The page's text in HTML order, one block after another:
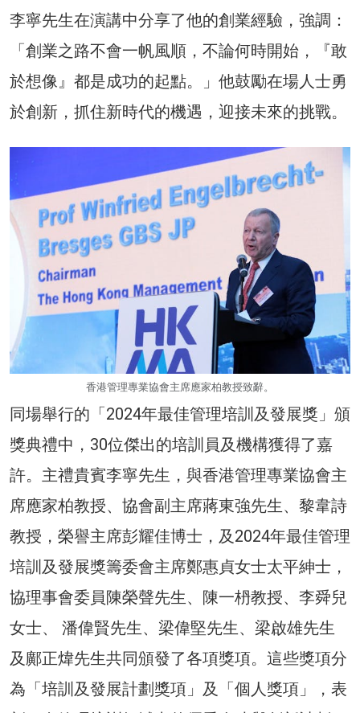
李寧先生在演講中分享了他的創業經驗，強調：
「創業之路不會一帆風順，不論何時開始，『敢
於想像』都是成功的起點。」他鼓勵在場人士勇
於創新，抓住新時代的機遇，迎接未來的挑戰。
香港管理專業協會主席應家柏教授致辭。
同場舉行的「2024年最佳管理培訓及發展獎」頒
獎典禮中，30位傑出的培訓員及機構獲得了嘉
許。主禮貴賓李寧先生，與香港管理專業協會主
席應家柏教授、協會副主席蔣東強先生、黎韋詩
教授，榮譽主席彭耀佳博士，及2024年最佳管理
培訓及發展獎籌委會主席鄭惠貞女士太平紳士，
協理事會委員陳榮聲先生、陳一枬教授、李舜兒
女士、 潘偉賢先生、梁偉堅先生、梁啟雄先生
及鄺正煒先生共同頒發了各項獎項。這些獎項分
為「培訓及發展計劃獎項」及「個人獎項」，表